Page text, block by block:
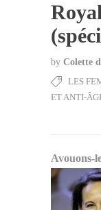
by Colette
LES
ET ANTI-
Avouons-